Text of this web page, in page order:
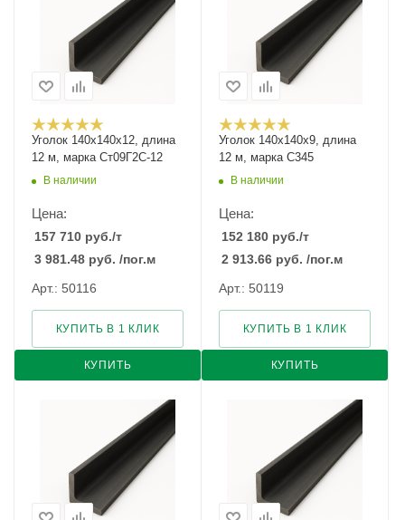
Уголок 140х140х12, длина
12 м, марка Ст09Г2С-12
В наличии
Цена:
157 710 руб./т
3 981.48 руб. /пог.м
Арт.: 50116
КУПИТЬ
КУПИТЬ В 1 КЛИК
Уголок 140х140х9, длина
12 м, марка С345
В наличии
Цена:
152 180 руб./т
2 913.66 руб. /пог.м
Арт.: 50119
КУПИТЬ
КУПИТЬ В 1 КЛИК